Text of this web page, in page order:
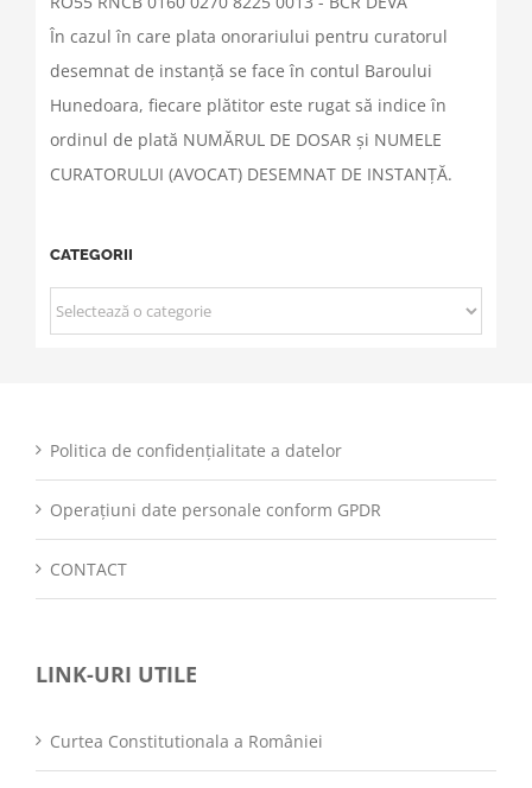
În cazul în care plata onorariului pentru curatorul
desemnat de instanță se face în contul Baroului
Hunedoara, fiecare plătitor este rugat să indice în
ordinul de plată NUMĂRUL DE DOSAR și NUMELE
CURATORULUI (AVOCAT) DESEMNAT DE INSTANȚĂ.
CATEGORII
CATEGORII
Politica de confidențialitate a datelor
Operațiuni date personale conform GPDR
CONTACT
LINK-URI UTILE
Curtea Constitutionala a României